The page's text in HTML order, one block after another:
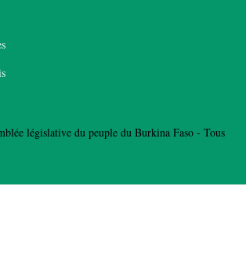
législative du peuple du Burkina Faso - Tous